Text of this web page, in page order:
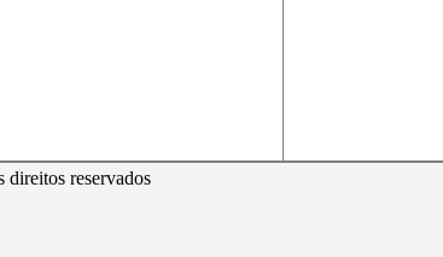
reservados